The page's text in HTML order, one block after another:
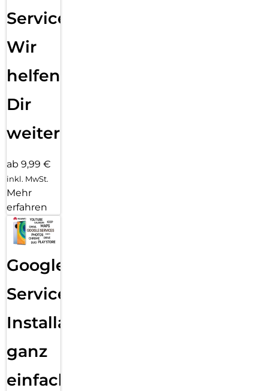
Service:
Wir
helfen
Dir
weiter
ab 9,99 €
inkl. MwSt.
Mehr
erfahren
Google
Services
Installation
ganz
einfach